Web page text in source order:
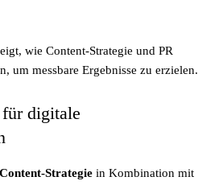
wie Content-Strategie und PR
um messbare Ergebnisse zu erzielen.
digitale
Content-Strategie in Kombination mit